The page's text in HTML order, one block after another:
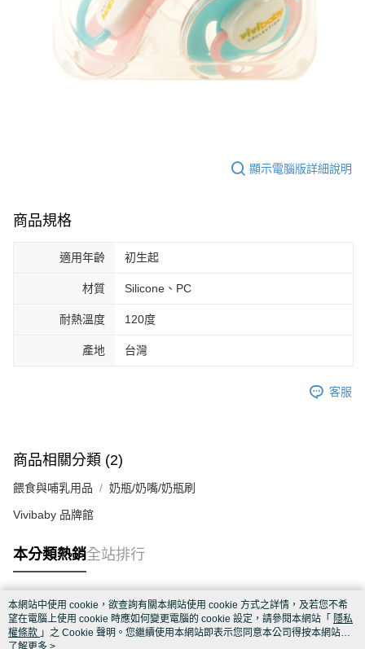
顯示電腦版詳細說明
商品規格
適用年齡 初生起
材質 Silicone、PC
耐熱溫度 120度
產地 台灣
客服
商品相關分類 (2)
餵食與哺乳用品 奶瓶/奶嘴/奶瓶刷
Vivibaby 品牌館
本分類熱銷全站排行
熱門標籤
本網站中使用 cookie，欲查詢有關本網站使用 cookie 方式之詳情，及若您不希
望在電腦上使用 cookie 時應如何變更電腦的 cookie 設定，請參閱本網站「 隱私
權條款 」之 Cookie 聲明。您繼續使用本網站即表示您同意本公司得按本網站使
用條款之 Cookie 聲明使用 cookie。
了解更多 >